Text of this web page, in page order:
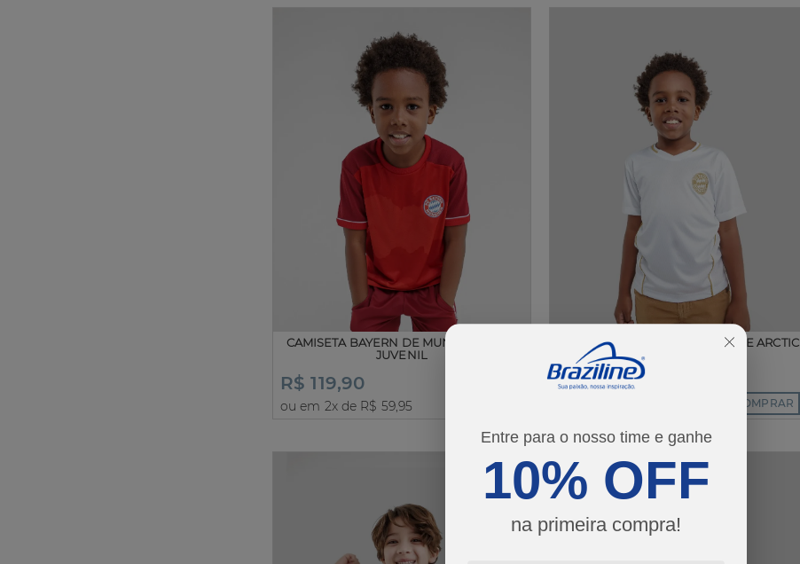
Entre para o nosso time e ganhe
10% OFF
na primeira compra!
CAMISETA BAYERN DE MUNIQUE CAVE
JUVENIL
R$ 119,90
ou em 2x de R$ 59,95
CAMISETA BAYERN DE MUNIQUE ARCTIC
R$ 119,90
COMPRAR